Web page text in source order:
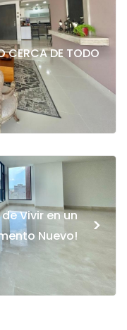
CERCA DE TODO
Vivir en un
Nuevo!
>